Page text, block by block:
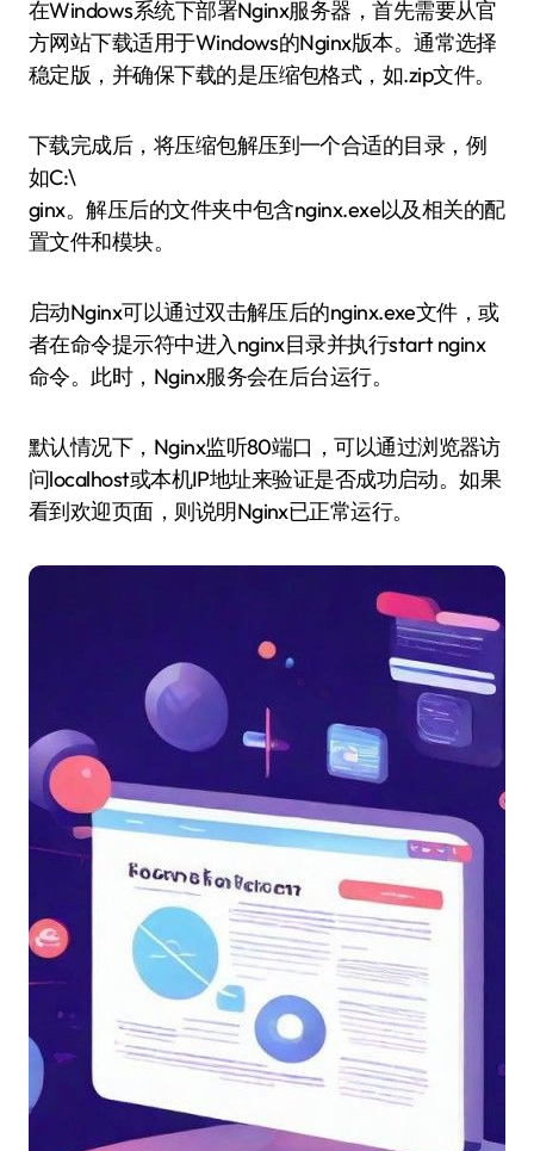
在Windows系统下部署Nginx服务器，首先需要从官
方网站下载适用于Windows的Nginx版本。通常选择
稳定版，并确保下载的是压缩包格式，如.zip文件。
下载完成后，将压缩包解压到一个合适的目录，例
如C:\
ginx。解压后的文件夹中包含nginx.exe以及相关的配
置文件和模块。
启动Nginx可以通过双击解压后的nginx.exe文件，或
者在命令提示符中进入nginx目录并执行start nginx
命令。此时，Nginx服务会在后台运行。
默认情况下，Nginx监听80端口，可以通过浏览器访
问localhost或本机IP地址来验证是否成功启动。如果
看到欢迎页面，则说明Nginx已正常运行。